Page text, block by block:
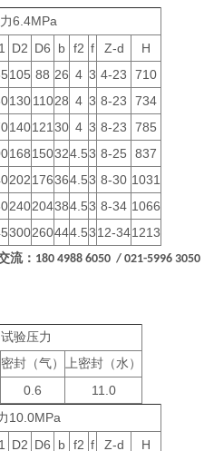
6.4MPa
D2 D6 b f2 f Z-d
H
105 88 26 4 3 4-23
710
13011028 4 3 8-23
734
140121 30 4 3 8-23
785
168150324.53 8-25
837
202176364.53 8-30 1031
240204384.53 8-34 1066
300260444.5312-341213
流： 180 4988 6050 / 021-5996 3050
试验压力
密封（气） 上密封（水）
0.6 11.0
10.0MPa
D2 D6 b f2 f Z-d H